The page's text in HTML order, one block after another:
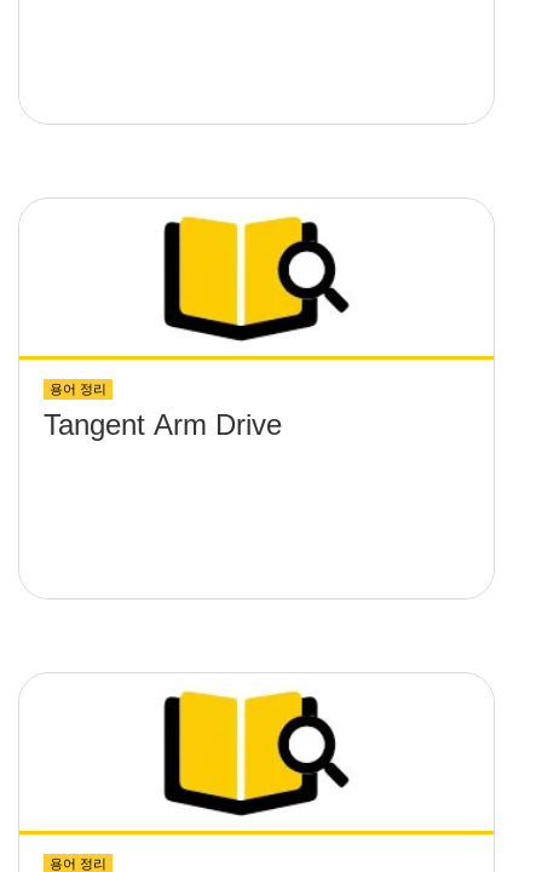
용어 정리
Tangent Arm Drive
용어 정리